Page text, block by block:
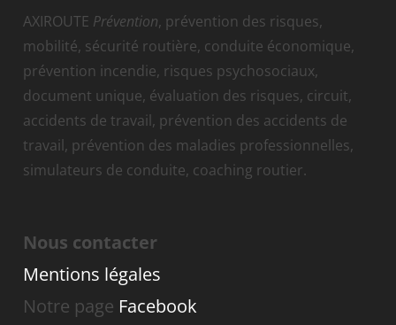
AXIROUTE Prévention, prévention des risques,
mobilité, sécurité routière, conduite économique,
prévention incendie, risques psychosociaux,
document unique, évaluation des risques, circuit,
accidents de travail, prévention des accidents de
travail, prévention des maladies professionnelles,
simulateurs de conduite, coaching routier.
Nous contacter
Mentions légales
Notre page Facebook